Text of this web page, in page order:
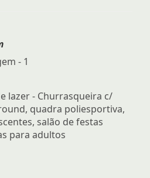
- 1
lazer - Churrasqueira c/
quadra poliesportiva,
salão de festas
para adultos